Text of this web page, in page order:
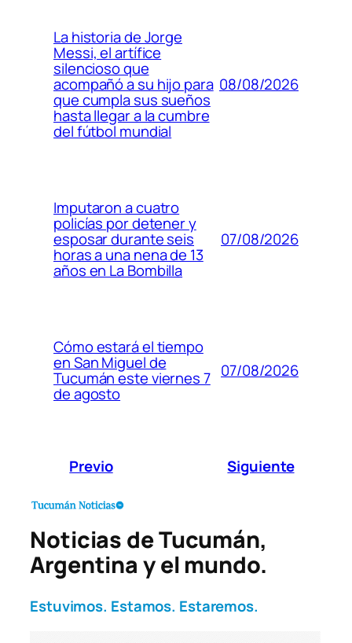
La historia de Jorge
Messi, el artífice
silencioso que
acompañó a su hijo para
que cumpla sus sueños
hasta llegar a la cumbre
del fútbol mundial
08/08/2026
Imputaron a cuatro
policías por detener y
esposar durante seis
horas a una nena de 13
años en La Bombilla
07/08/2026
Cómo estará el tiempo
en San Miguel de
Tucumán este viernes 7
de agosto
07/08/2026
Previo Siguiente
Noticias de Tucumán,
Argentina y el mundo.
Estuvimos. Estamos. Estaremos.